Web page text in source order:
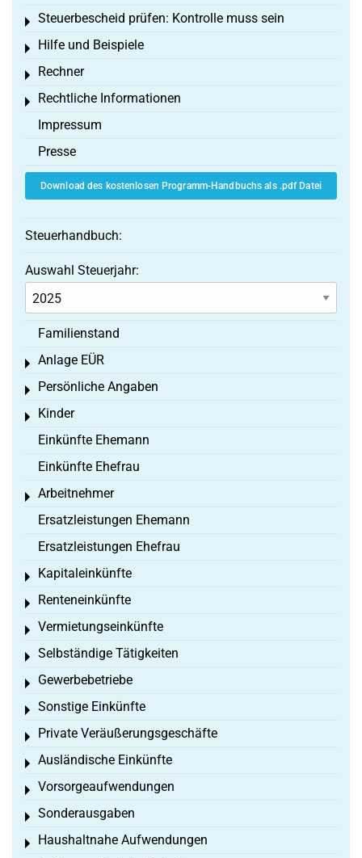
Steuerbescheid prüfen: Kontrolle muss sein
Toggle menu
Hilfe und Beispiele
Toggle menu
Rechner
Toggle menu
Rechtliche Informationen
Toggle menu
Impressum
Presse
Download des kostenlosen Programm-Handbuchs als .pdf Datei
Steuerhandbuch:
Auswahl Steuerjahr:
Familienstand
Anlage EÜR
Toggle menu
Persönliche Angaben
Toggle menu
Kinder
Toggle menu
Einkünfte Ehemann
Einkünfte Ehefrau
Arbeitnehmer
Toggle menu
Ersatzleistungen Ehemann
Ersatzleistungen Ehefrau
Kapitaleinkünfte
Toggle menu
Renteneinkünfte
Toggle menu
Vermietungseinkünfte
Toggle menu
Selbständige Tätigkeiten
Toggle menu
Gewerbebetriebe
Toggle menu
Sonstige Einkünfte
Toggle menu
Private Veräußerungsgeschäfte
Toggle menu
Ausländische Einkünfte
Toggle menu
Vorsorgeaufwendungen
Toggle menu
Sonderausgaben
Toggle menu
Haushaltnahe Aufwendungen
Toggle menu